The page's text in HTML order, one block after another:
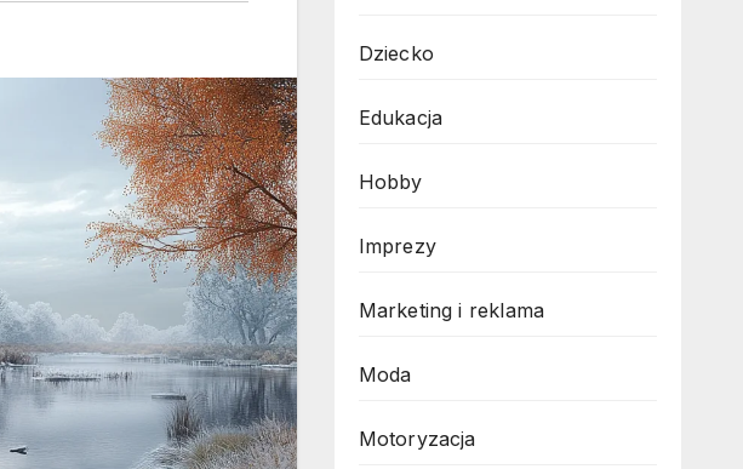
Dziecko
Edukacja
Hobby
Imprezy
Marketing i reklama
Moda
Motoryzacja